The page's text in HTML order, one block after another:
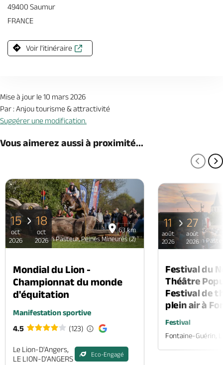
49400 Saumur
FRANCE
Voir l'itinéraire
Mise à jour le 10 mars 2026
Par : Anjou tourisme & attractivité
Suggérer une modification.
Vous aimerez aussi à proximité...
63 km
Au Bon Pasteur, Peines Mineures (2)
15
oct
2026
18
oct
2026
Mondial du Lion -
Championnat du monde
d'équitation
Manifestation sportive
4.5
(123)
Le Lion-D'Angers,
LE LION-D'ANGERS
Eco-Engagé
Au Bon
11
août
2026
27
août
2026
Festival du
Théâtre
Festival de
plein air à
Festival
Fontaine-Guérin,